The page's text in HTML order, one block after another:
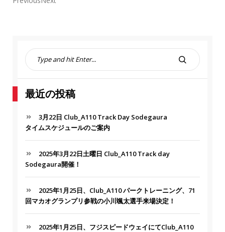
S
e
c
f
o
S
E
最近の投稿
3月22日 Club_A110 Track Day Sodegaura
タイムスケジュールのご案内
2025年3月22日土曜日 Club_A110 Track day
Sodegaura開催！
2025年1月25日、Club_A110 パークトレーニング、71
回マカオグランプリ参戦の小川颯太選手来場決定！
2025年1月25日、フジスピードウェイにてClub_A110